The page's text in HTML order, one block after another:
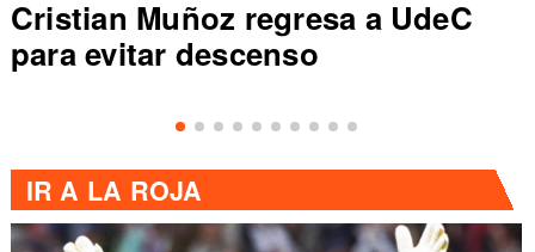
Cristian Muñoz regresa a UdeC
para evitar descenso
IR A LA ROJA